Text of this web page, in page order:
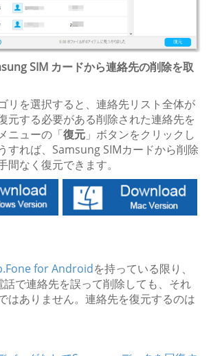
SIM カードから連絡先の削除を取
リを選択すると、連絡先リスト全体が
元する必要がある削除された連絡先を
ニューの「復元 」ボタンをクリックし
すれば、Samsung SIMカードから削除
間なく復元できます。
for Androidを持っている限り、
で連絡先を誤って削除しても、それ
はありません。連絡先を復元するのは